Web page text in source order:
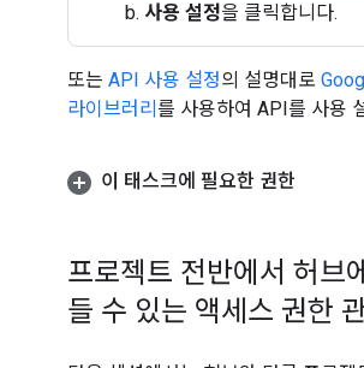
사용 설정을 클릭합니다.
또는 API 사용 설정의 설명대로
라이브러리 를 사용하여 API를 사용
이 태스크에 필요한 권한
프로젝트 전반에서 허브
들 수 있는 액세스 권한